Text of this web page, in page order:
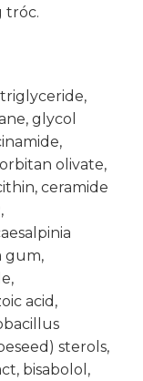
tróc.
glycol
olivate,
ceramide
gum,
acid,
sterols,
bisabolol,